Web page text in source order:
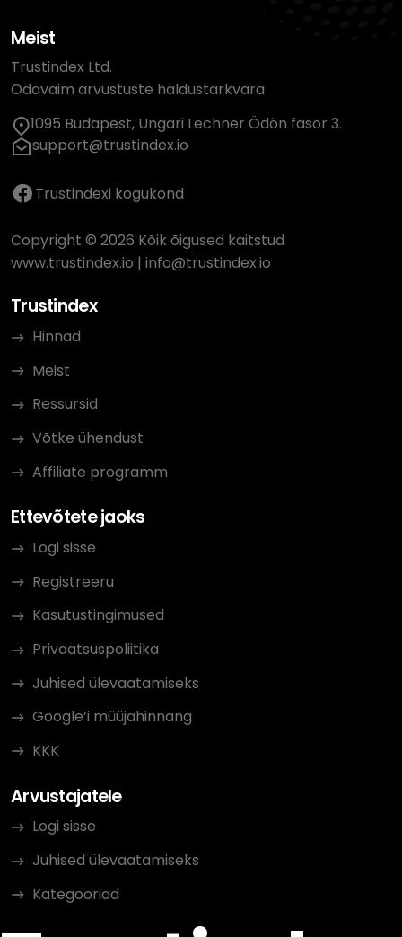
Meist
Trustindex Ltd.
Odavaim arvustuste haldustarkvara
1095 Budapest, Ungari Lechner Ödön fasor 3.
support@trustindex.io
Trustindexi kogukond
Copyright © 2026 Kõik õigused kaitstud
www.trustindex.io | info@trustindex.io
Trustindex
Hinnad
Meist
Ressursid
Võtke ühendust
Affiliate programm
Ettevõtete jaoks
Logi sisse
Registreeru
Kasutustingimused
Privaatsuspoliitika
Juhised ülevaatamiseks
Google’i müüjahinnang
KKK
Arvustajatele
Logi sisse
Juhised ülevaatamiseks
Kategooriad